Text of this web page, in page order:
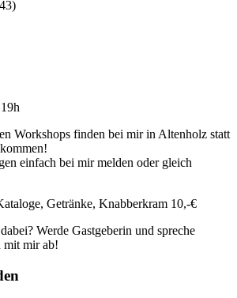
Workshops finden bei mir in Altenholz statt
einfach bei mir melden oder gleich
Getränke, Knabberkram 10,-€
Werde Gastgeberin und spreche
mit mir ab!